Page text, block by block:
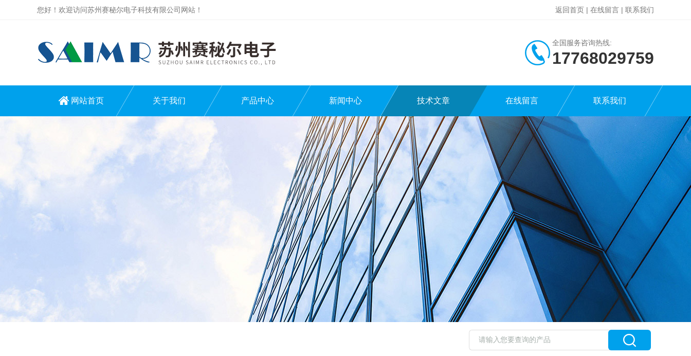
您好！欢迎访问苏州赛秘尔电子科技有限公司网站！ 返回首页 | 在线留言 | 联系我们
全国服务咨询热线:
17768029759
网站首页 关于我们 产品中心 新闻中心 技术文章 在线留言 联系我们